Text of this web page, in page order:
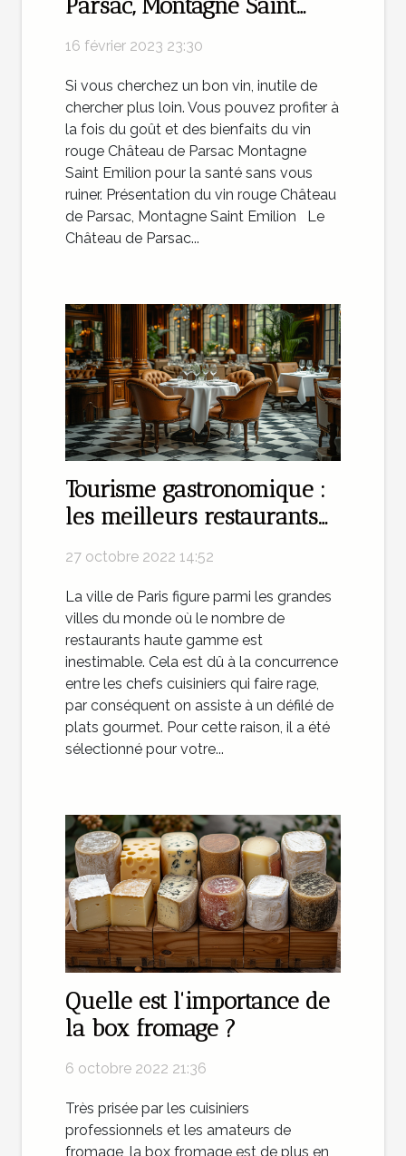
vos papilles !
16 février 2023 23:30
Si vous cherchez un bon vin, inutile de
chercher plus loin. Vous pouvez profiter à
la fois du goût et des bienfaits du vin
rouge Château de Parsac Montagne
Saint Emilion pour la santé sans vous
ruiner. Présentation du vin rouge Château
de Parsac, Montagne Saint Emilion Le
Château de Parsac...
Tourisme gastronomique :
les meilleurs restaurants
de Paris
27 octobre 2022 14:52
La ville de Paris figure parmi les grandes
villes du monde où le nombre de
restaurants haute gamme est
inestimable. Cela est dû à la concurrence
entre les chefs cuisiniers qui faire rage,
par conséquent on assiste à un défilé de
plats gourmet. Pour cette raison, il a été
sélectionné pour votre...
Quelle est l'importance de
la box fromage ?
6 octobre 2022 21:36
Très prisée par les cuisiniers
professionnels et les amateurs de
fromage, la box fromage est de plus en